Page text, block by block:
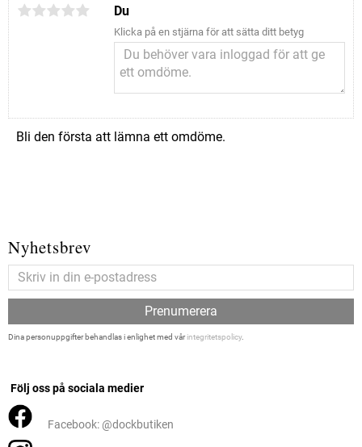
Du
Klicka på en stjärna för att sätta ditt betyg
Bli den första att lämna ett omdöme.
Nyhetsbrev
Prenumerera
Dina personuppgifter behandlas i enlighet med vårintegritetspolicy.
Följ oss på sociala medier
Facebook: @dockbutiken